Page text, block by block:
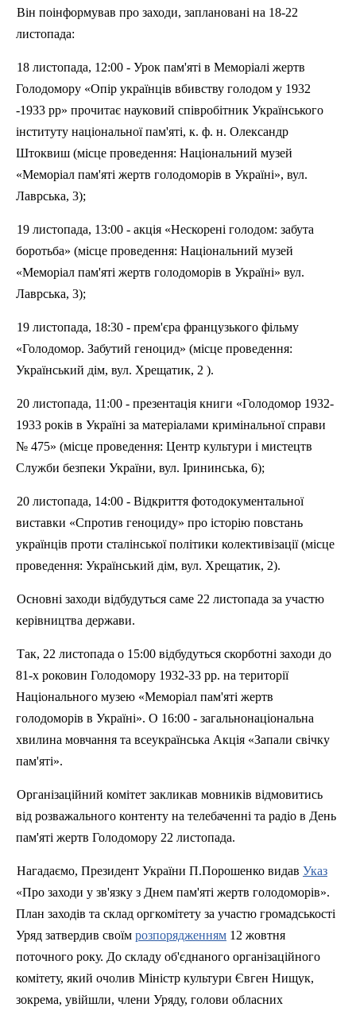
Він поінформував про заходи, заплановані на 18-22
листопада:
18 листопада, 12:00 - Урок пам'яті в Меморіалі жертв
Голодомору «Опір українців вбивству голодом у 1932
-1933 рр» прочитає науковий співробітник Українського
інституту національної пам'яті, к. ф. н. Олександр
Штоквиш (місце проведення: Національний музей
«Меморіал пам'яті жертв голодоморів в Україні», вул.
Лаврська, 3);
19 листопада, 13:00 - акція «Нескорені голодом: забута
боротьба» (місце проведення: Національний музей
«Меморіал пам'яті жертв голодоморів в Україні» вул.
Лаврська, 3);
19 листопада, 18:30 - прем'єра французького фільму
«Голодомор. Забутий геноцид» (місце проведення:
Український дім, вул. Хрещатик, 2 ).
20 листопада, 11:00 - презентація книги «Голодомор 1932-
1933 років в Україні за матеріалами кримінальної справи
№ 475» (місце проведення: Центр культури і мистецтв
Служби безпеки України, вул. Ірининська, 6);
20 листопада, 14:00 - Відкриття фотодокументальної
виставки «Спротив геноциду» про історію повстань
українців проти сталінської політики колективізації (місце
проведення: Український дім, вул. Хрещатик, 2).
Основні заходи відбудуться саме 22 листопада за участю
керівництва держави.
Так, 22 листопада о 15:00 відбудуться скорботні заходи до
81-х роковин Голодомору 1932-33 рр. на території
Національного музею «Меморіал пам'яті жертв
голодоморів в Україні». О 16:00 - загальнонаціональна
хвилина мовчання та всеукраїнська Акція «Запали свічку
пам'яті».
Організаційний комітет закликав мовників відмовитись
від розважального контенту на телебаченні та радіо в День
пам'яті жертв Голодомору 22 листопада.
Нагадаємо, Президент України П.Порошенко видав Указ
«Про заходи у зв'язку з Днем пам'яті жертв голодоморів».
План заходів та склад оргкомітету за участю громадськості
Уряд затвердив своїм розпорядженням 12 жовтня
поточного року. До складу об'єднаного організаційного
комітету, який очолив Міністр культури Євген Нищук,
зокрема, увійшли, члени Уряду, голови обласних